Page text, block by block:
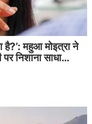
है?’: महुआ मोइत्रा ने
निशाना साधा…